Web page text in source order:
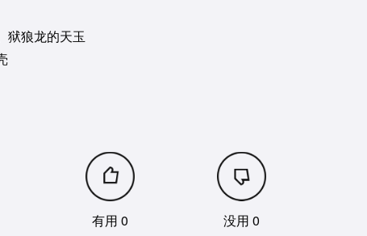
狱狼龙的天玉
有用 0 没用 0